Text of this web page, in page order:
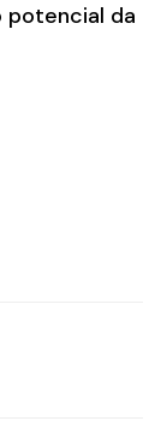
potencial da